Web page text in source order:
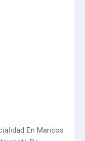
En Maricos